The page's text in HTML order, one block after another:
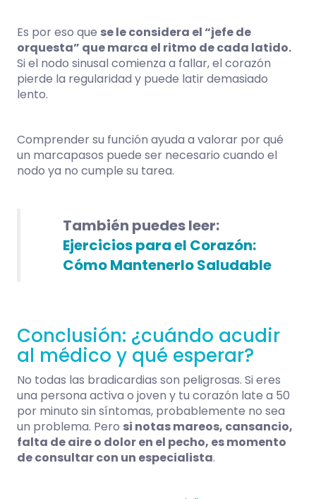
Es por eso que se le considera el “jefe de
orquesta” que marca el ritmo de cada latido.
Si el nodo sinusal comienza a fallar, el corazón
pierde la regularidad y puede latir demasiado
lento.
Comprender su función ayuda a valorar por qué
un marcapasos puede ser necesario cuando el
nodo ya no cumple su tarea.
También puedes leer:
Ejercicios para el Corazón:
Cómo Mantenerlo Saludable
Conclusión: ¿cuándo acudir
al médico y qué esperar?
No todas las bradicardias son peligrosas. Si eres
una persona activa o joven y tu corazón late a 50
por minuto sin síntomas, probablemente no sea
un problema. Pero si notas mareos, cansancio,
falta de aire o dolor en el pecho, es momento
de consultar con un especialista.